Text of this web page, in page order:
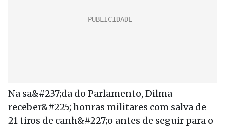
Na sa&#237;da do Parlamento, Dilma
receber&#225; honras militares com salva de
21 tiros de canh&#227;o antes de seguir para o